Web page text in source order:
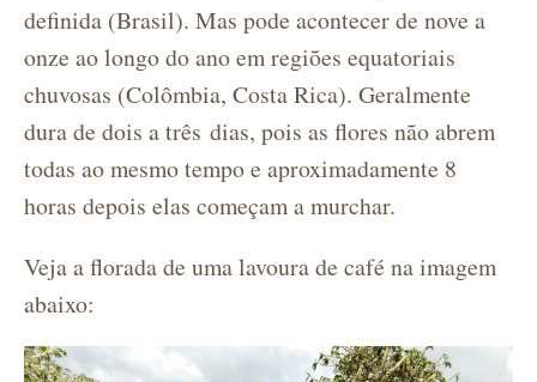
definida (Brasil). Mas pode acontecer de nove a
onze ao longo do ano em regiões equatoriais
chuvosas (Colômbia, Costa Rica). Geralmente
dura de dois a três dias, pois as flores não abrem
todas ao mesmo tempo e aproximadamente 8
horas depois elas começam a murchar.
Veja a florada de uma lavoura de café na imagem
abaixo: